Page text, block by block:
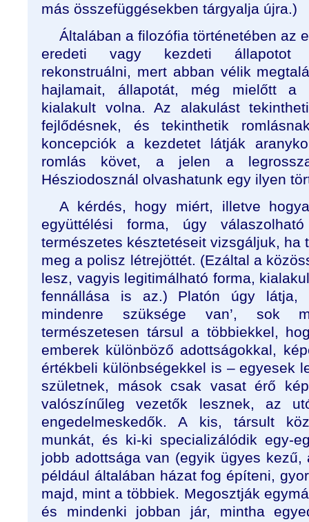
más összefüggésekben tárgyalja újra.)
Általában a filozófia történetében az
eredeti vagy kezdeti állapotot
rekonstruálni, mert abban vélik
hajlamait, állapotát, még mielőtt a
kialakult volna. Az alakulást
fejlődésnek, és tekinthetik
koncepciók a kezdetet látják
romlás követ, a jelen a
Hésziodosznál olvashatunk egy ilyen
A kérdés, hogy miért, illetve
együttélési forma, úgy
természetes késztetéseit vizsgáljuk, ha
meg a polisz létrejöttét. (Ezáltal a
lesz, vagyis legitimálható forma,
fennállása is az.) Platón úgy látja,
mindenre szüksége van’, sok
természetesen társul a többiekkel,
emberek különböző adottságokkal,
értékbeli különbségekkel is – egyesek
születnek, mások csak vasat érő
valószínűleg vezetők lesznek, az
engedelmeskedők. A kis, társult
munkát, és ki-ki specializálódik egy-
jobb adottsága van (egyik ügyes
például általában házat fog építeni,
majd, mint a többiek. Megosztják
és mindenki jobban jár, mintha